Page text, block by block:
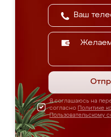
Я соглашаюсь на
согласно Политике
Пользовательскому